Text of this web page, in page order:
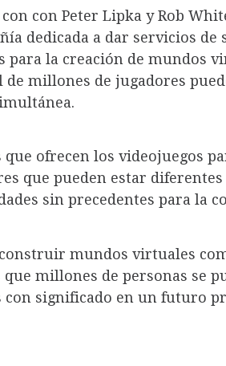
con Peter Lipka y Rob
dedicada a dar servicios de
para la creación de mundos
de millones de jugadores
ofrecen los videojuegos
que pueden estar
sin precedentes para la
mundos virtuales
millones de personas se
significado en un futuro